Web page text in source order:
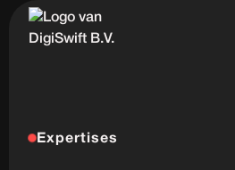
Expertises